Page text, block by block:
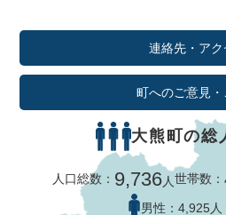
連絡先・アク
町へのご意見・
大熊町の総
人口総数： 9,736人世帯数：
男性： 4,925人